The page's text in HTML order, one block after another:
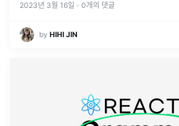
2023년 3월 16일 · 0개의 댓글
by HIHI JIN